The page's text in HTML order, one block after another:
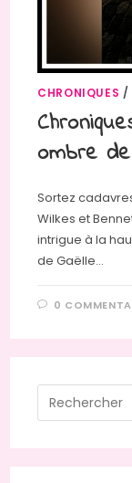
CHRONIQUES /
ombre
Sortez
Wilkes et
intrigue à la
de Gaëlle…
0